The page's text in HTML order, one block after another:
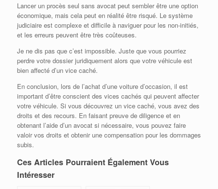
Lancer un procès seul sans avocat peut sembler être une option
économique, mais cela peut en réalité être risqué. Le système
judiciaire est complexe et difficile à naviguer pour les non-initiés,
et les erreurs peuvent être très coûteuses.
Je ne dis pas que c’est impossible. Juste que vous pourriez
perdre votre dossier juridiquement alors que votre véhicule est
bien affecté d’un vice caché.
En conclusion, lors de l’achat d’une voiture d’occasion, il est
important d’être conscient des vices cachés qui peuvent affecter
votre véhicule. Si vous découvrez un vice caché, vous avez des
droits et des recours. En faisant preuve de diligence et en
obtenant l’aide d’un avocat si nécessaire, vous pouvez faire
valoir vos droits et obtenir une compensation pour les dommages
subis.
Ces Articles Pourraient Également Vous
Intéresser